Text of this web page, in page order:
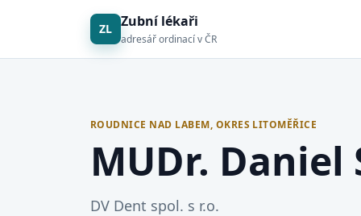
ZL Zubní lékaři
adresář ordinací v ČR
ROUDNICE NAD LABEM, OKRES LITOMĚŘICE
MUDr. Daniel
DV Dent spol. s r.o.